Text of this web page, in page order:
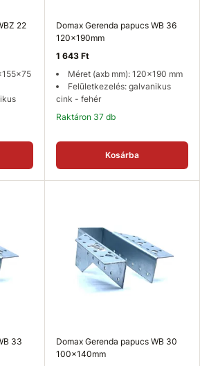
22
Domax Gerenda papucs WB 36
120x190mm
1 643 Ft
Méret (axb mm): 120x190 mm
Felületkezelés: galvanikus
cink - fehér
Raktáron 37 db
Kosárba
33
Domax Gerenda papucs WB 30
100x140mm